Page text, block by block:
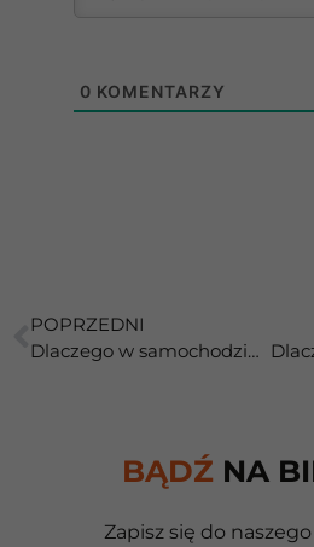
0 KOMENTARZY
POPRZEDNI
Dlaczego w samochodzie klimatyzacja działa lepiej niż w domu?
BĄDŹ NA
Zapisz się do